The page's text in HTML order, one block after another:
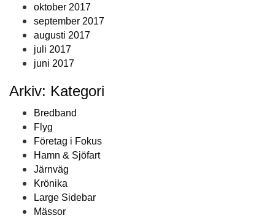
oktober 2017
september 2017
augusti 2017
juli 2017
juni 2017
Arkiv: Kategori
Bredband
Flyg
Företag i Fokus
Hamn & Sjöfart
Järnväg
Krönika
Large Sidebar
Mässor